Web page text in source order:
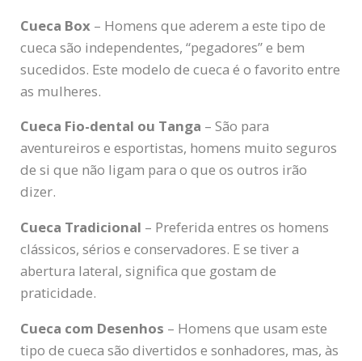
Cueca Box – Homens que aderem a este tipo de
cueca são independentes, “pegadores” e bem
sucedidos. Este modelo de cueca é o favorito entre
as mulheres.
Cueca Fio-dental ou Tanga – São para
aventureiros e esportistas, homens muito seguros
de si que não ligam para o que os outros irão
dizer.
Cueca Tradicional – Preferida entres os homens
clássicos, sérios e conservadores. E se tiver a
abertura lateral, significa que gostam de
praticidade.
Cueca com Desenhos – Homens que usam este
tipo de cueca são divertidos e sonhadores, mas, às